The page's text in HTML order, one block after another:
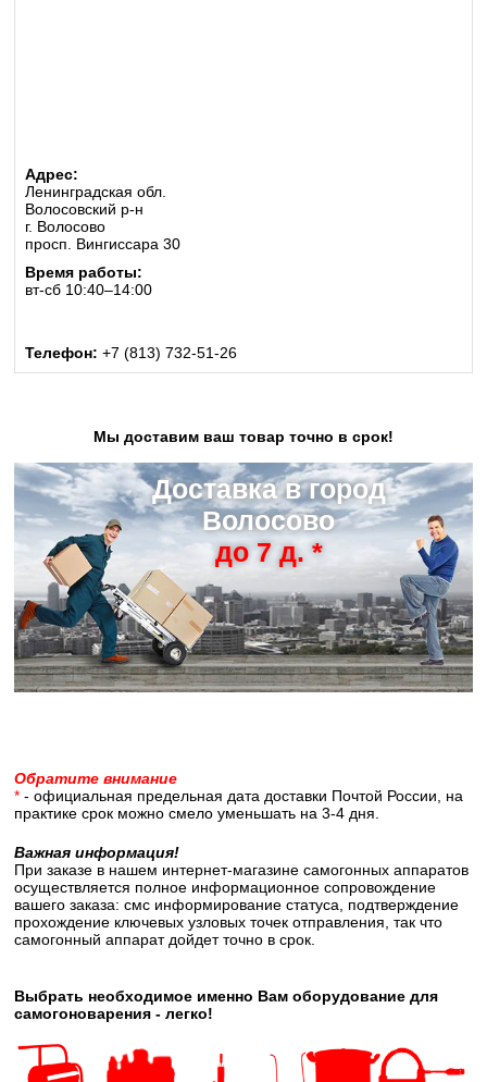
Адрес:
Ленинградская обл.
Волосовский р-н
г. Волосово
просп. Вингиссара 30
Время работы:
вт-сб 10:40–14:00
Телефон: +7 (813) 732-51-26
Мы доставим ваш товар точно в срок!
Доставка в город
Волосово
до 7 д. *
Обратите внимание
* - официальная предельная дата доставки Почтой России, на
практике срок можно смело уменьшать на 3-4 дня.
Важная информация!
При заказе в нашем интернет-магазине самогонных аппаратов
осуществляется полное информационное сопровождение
вашего заказа: смс информирование статуса, подтверждение
прохождение ключевых узловых точек отправления, так что
самогонный аппарат дойдет точно в срок.
Выбрать необходимое именно Вам оборудование для
самогоноварения - легко!